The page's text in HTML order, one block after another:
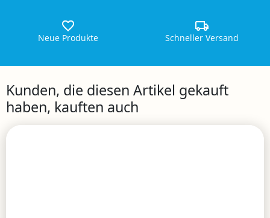
Neue Produkte Schneller Versand
Kunden, die diesen Artikel gekauft
haben, kauften auch